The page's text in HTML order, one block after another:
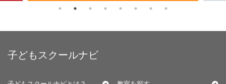
子どもスクールナビ